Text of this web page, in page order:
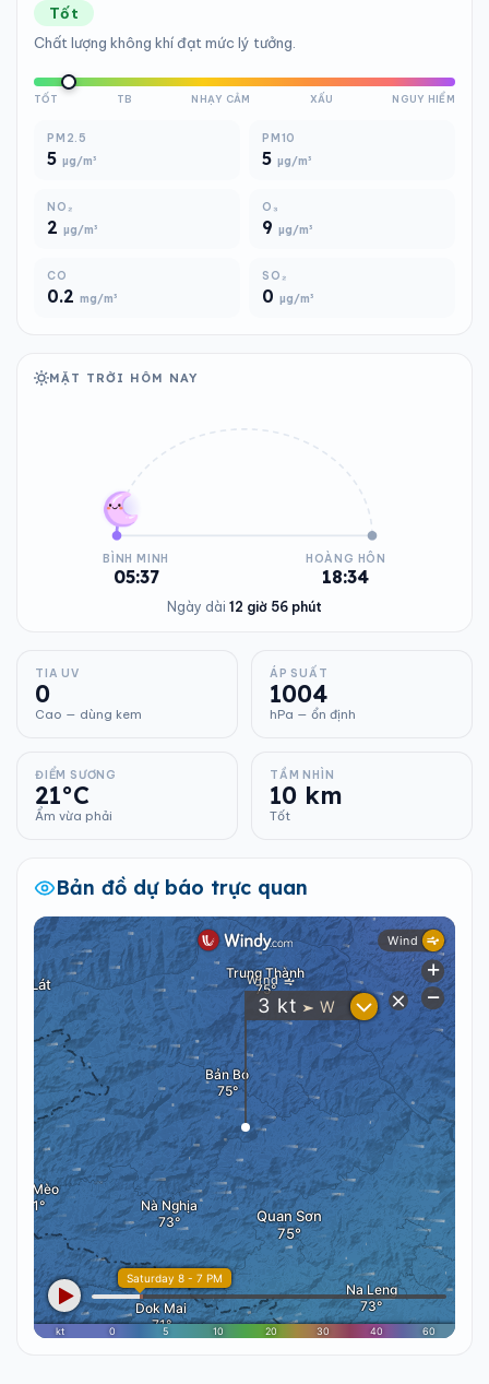
Tốt
Chất lượng không khí đạt mức lý tưởng.
TỐT TB NHẠY CẢM XẤU NGUY HIỂM
PM2.5
5 µg/m³
PM10
5 µg/m³
NO₂
2 µg/m³
O₃
9 µg/m³
CO
0.2 mg/m³
SO₂
0 µg/m³
MẶT TRỜI HÔM NAY
BÌNH MINH
05:37
HOÀNG HÔN
18:34
Ngày dài 12 giờ 56 phút
TIA UV
0
Cao — dùng kem
ÁP SUẤT
1004
hPa — ổn định
ĐIỂM SƯƠNG
21°C
Ẩm vừa phải
TẦM NHÌN
10 km
Tốt
Bản đồ dự báo trực quan